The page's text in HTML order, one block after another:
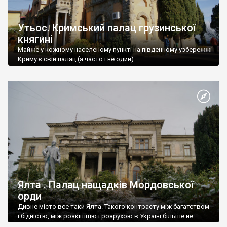
Утьос. Кримський палац грузинської
княгині
Майже у кожному населеному пункті на південному узбережжі
Криму є свій палац (а часто і не один).
Ялта . Палац нащадків Мордовської
орди
Дивне місто все таки Ялта. Такого контрасту між багатством
і бідністю, між розкішшю і розрухою в Україні більше не